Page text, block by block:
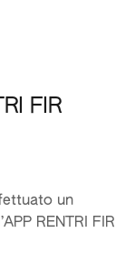
FIR
un
RENTRI FIR